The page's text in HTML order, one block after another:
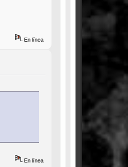
En línea
En línea